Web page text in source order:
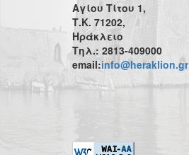
Αγίου Τίτου 1,
Τ.Κ. 71202,
Ηράκλειο
Τηλ.: 2813-409000
email:info@heraklion.gr